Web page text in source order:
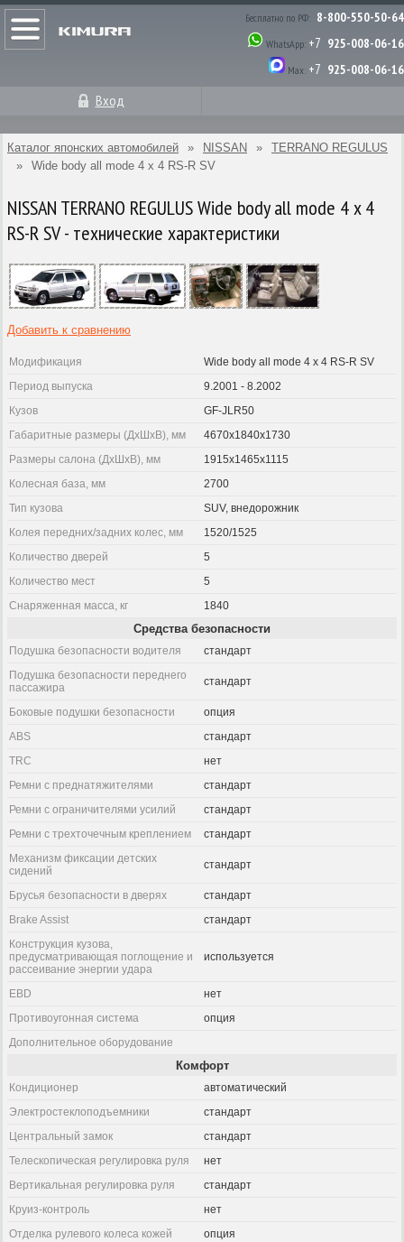
Бесплатно по РФ: 8-800-550-50-64
WhatsApp: +7 925-008-06-16
Max: +7 925-008-06-16
Вход
Каталог японских автомобилей » NISSAN »
TERRANO REGULUS
»
Wide body all mode 4 x 4 RS-R SV
NISSAN TERRANO REGULUS Wide body all mode 4 x 4
RS-R SV - технические характеристики
Добавить к сравнению
Модификация
Wide body all mode 4 x 4 RS-R SV
Период выпуска
9.2001 - 8.2002
Кузов
GF-JLR50
Габаритные размеры (ДхШхВ), мм
4670x1840x1730
Размеры салона (ДхШхВ), мм
1915x1465x1115
Колесная база, мм
2700
Тип кузова
SUV, внедорожник
Колея передних/задних колес, мм
1520/1525
Количество дверей
5
Количество мест
5
Снаряженная масса, кг
1840
Средства безопасности
Подушка безопасности водителя
стандарт
Подушка безопасности переднего
пассажира
стандарт
Боковые подушки безопасности
опция
ABS
стандарт
TRC
нет
Ремни с преднатяжителями
стандарт
Ремни с ограничителями усилий
стандарт
Ремни с трехточечным креплением
стандарт
Механизм фиксации детских
сидений
стандарт
Брусья безопасности в дверях
стандарт
Brake Assist
стандарт
Конструкция кузова,
предусматривающая поглощение и
рассеивание энергии удара
используется
EBD
нет
Противоугонная система
опция
Дополнительное оборудование
Комфорт
Кондиционер
автоматический
Электростеклоподъемники
стандарт
Центральный замок
стандарт
Телескопическая регулировка руля
нет
Вертикальная регулировка руля
стандарт
Круиз-контроль
нет
Отделка рулевого колеса кожей
опция